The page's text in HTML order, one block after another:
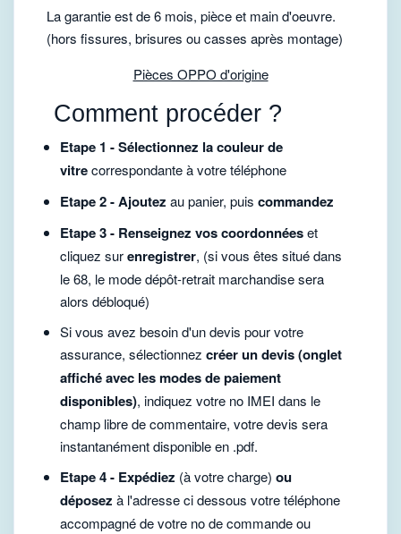
La garantie est de 6 mois, pièce et main d'oeuvre.
(hors fissures, brisures ou casses après montage)
Pièces OPPO d'origine
Comment procéder ?
Etape 1 - Sélectionnez la couleur de
vitrecorrespondante à votre téléphone
Etape 2 - Ajoutez au panier, puis commandez
Etape 3 - Renseignez vos coordonnéeset
cliquez surenregistrer, (si vous êtes situé dans
le 68, le mode dépôt-retrait marchandise sera
alors débloqué)
Si vous avez besoin d'un devis pour votre
assurance, sélectionnez créer un devis (onglet
affiché avec les modes de paiement
disponibles), indiquez votre no IMEI dans le
champ libre de commentaire, votre devis sera
instantanément disponible en .pdf.
Etape 4 - Expédiez (à votre charge) ou
déposez à l'adresse ci dessous votre téléphone
accompagné de votre no de commande ou